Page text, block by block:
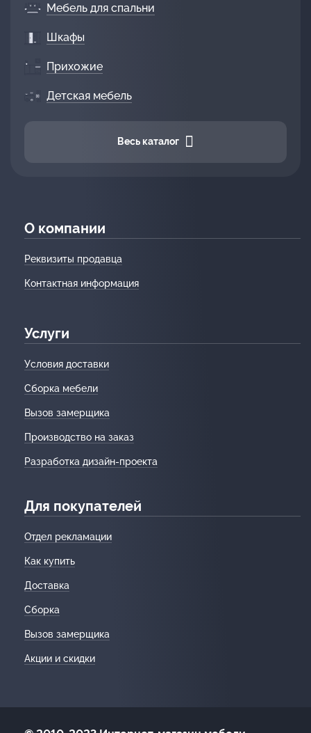
Мебель для спальни
Шкафы
Прихожие
Детская мебель
Весь каталог
О компании
Реквизиты продавца
Контактная информация
Услуги
Условия доставки
Сборка мебели
Вызов замерщика
Производство на заказ
Разработка дизайн-проекта
Для покупателей
Отдел рекламации
Как купить
Доставка
Сборка
Вызов замерщика
Акции и скидки